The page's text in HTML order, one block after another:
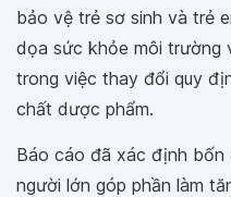
bảo vệ trẻ sơ sinh và trẻ
dọa sức khỏe môi trường
trong việc thay đổi quy
chất dược phẩm.
Báo cáo đã xác định bốn
người lớn góp phần làm